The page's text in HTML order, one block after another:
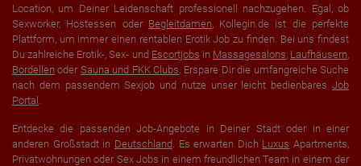
Location, um Deiner Leidenschaft professionell nachzugehen. Egal, ob
Sexworker, Hostessen oder Begleitdamen , Kollegin.de ist die perfekte
Plattform, um immer einen rentablen Erotik Job zu finden. Bei uns findest
Du zahlreiche Erotik-, Sex- und Escortjobs in Massagesalons Laufhäusern
Bordellen oder Sauna und FKK Clubs . Erspare Dir die umfangreiche Suche
nach dem passendem Sexjob und nutze unser leicht bedienbares Job
Portal
Entdecke die passenden Job-Angebote in Deiner Stadt oder in einer
anderen Großstadt in Deutschland . Es erwarten Dich Luxus Apartments,
Privatwohnungen oder Sex Jobs in einem freundlichen Team in einem der